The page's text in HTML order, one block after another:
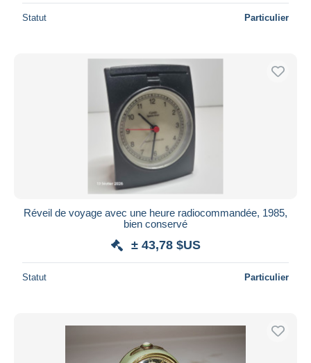
Statut Particulier
Réveil de voyage avec une heure radiocommandée, 1985,
bien conservé
± 43,78 $US
Statut Particulier